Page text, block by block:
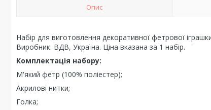
Опис
Набір для виготовлення декоративної фетрової
Виробник: ВДВ, Україна. Ціна вказана за 1 набір.
Комплектація набору:
М'який фетр (100% поліестер);
Акрилові нитки;
Голка;